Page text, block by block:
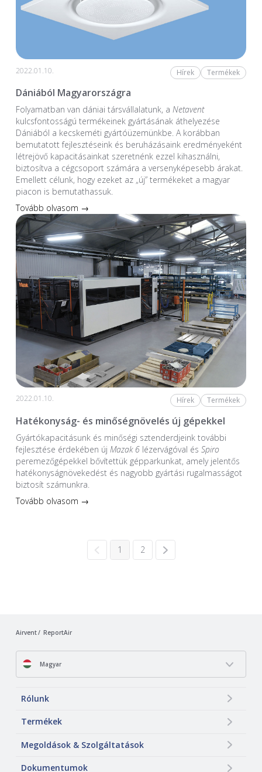
2022.01.10. Hírek Termékek
Dániából Magyarországra
Folyamatban van dániai társvállalatunk, a Netavent
kulcsfontosságú termékeinek gyártásának áthelyezése
Dániából a kecskeméti gyártóüzemünkbe. A korábban
bemutatott fejlesztéseink és beruházásaink eredményeként
létrejövő kapacitásainkat szeretnénk ezzel kihasználni,
biztosítva a cégcsoport számára a versenyképesebb árakat.
Emellett célunk, hogy ezeket az „új” termékeket a magyar
piacon is bemutathassuk.
Tovább olvasom →
2022.01.10. Hírek Termékek
Hatékonyság- és minőségnövelés új gépekkel
Gyártókapacitásunk és minőségi sztenderdjeink további
fejlesztése érdekében új Mazak 6lézervágóval és Spiro
peremezőgépekkel bővítettük gépparkunkat, amely jelentős
hatékonyságnövekedést és nagyobb gyártási rugalmasságot
biztosít számunkra.
Tovább olvasom →
1 2
Airvent ReportAir
Magyar
Rólunk
Termékek
Megoldások & Szolgáltatások
Dokumentumok